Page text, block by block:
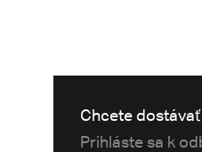
Chcete
Prihláste sa k